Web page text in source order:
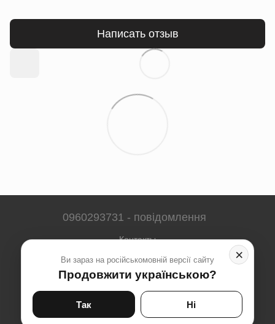
Написать отзыв
0960293731 - повідомлення
Контакты
Полная версия сайта
Карта сайта
×
Ви зараз на російськомовній версії сайту
Продовжити українською?
Так Ні